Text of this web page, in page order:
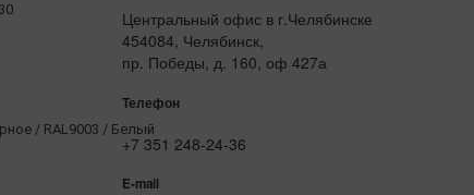
/ RAL9003 / Белый
Центральный офис в г.Челябинске
454084, Челябинск,
пр. Победы, д. 160, оф 427а
Телефон
+7 351 248-24-36
E-mail